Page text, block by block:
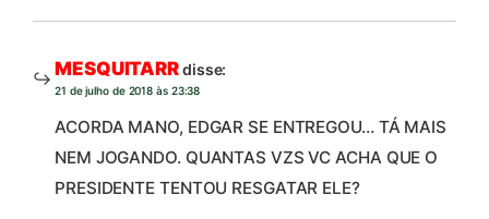
MESQUITARRdisse:
21 de julho de 2018 às 23:38
ACORDA MANO, EDGAR SE ENTREGOU… TÁ MAIS
NEM JOGANDO. QUANTAS VZS VC ACHA QUE O
PRESIDENTE TENTOU RESGATAR ELE?